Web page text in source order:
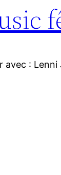
avec :